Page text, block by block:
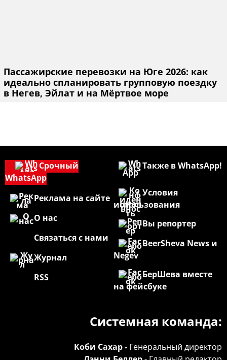
Пассажирские перевозки на Юге 2026: как
идеально спланировать групповую поездку
в Негев, Эйлат и на Мёртвое море
Также в WhatsApp!
Условия
использования
Вы репортер
BeerSheva News и
Negev
БерШева вместе
на фейсбуке
Срочный
WhatsApp
Реклама на сайте
О нас
Связаться с нами
Журнал
RSS
Системная команда:
Коби Сахар - Генеральный директор